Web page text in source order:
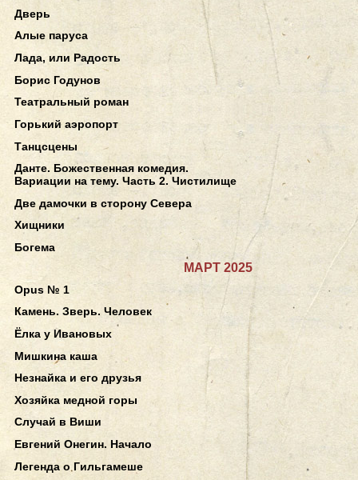
Дверь
Алые паруса
Лада, или Радость
Борис Годунов
Театральный роман
Горький аэропорт
Танцсцены
Данте. Божественная комедия.
Вариации на тему. Часть 2. Чистилище
Две дамочки в сторону Севера
Хищники
Богема
МАРТ 2025
Opus № 1
Камень. Зверь. Человек
Ёлка у Ивановых
Мишкина каша
Незнайка и его друзья
Хозяйка медной горы
Случай в Виши
Евгений Онегин. Начало
Легенда о Гильгамеше